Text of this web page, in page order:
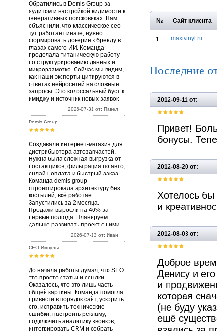
Обратились в Demis Group за
аудитом и настройкой видимости в
генеративных поисковиках. Нам
объяснили, что классическое сео
тут работает иначе, нужно
формировать доверие к бренду в
глазах самого ИИ. Команда
проделала титаническую работу
по структурированию данных и
микроразметке. Сейчас мы видим,
как наши эксперты цитируются в
ответах нейросетей на сложные
запросы. Это колоссальный буст к
имиджу и источник новых заявок
2026-07-31 от: Павел
Demis Group
Создавали интернет-магазин для
дистрибьютора автозапчастей.
Нужна была сложная выгрузка от
поставщиков, фильтрация по авто,
онлайн-оплата и быстрый заказ.
Команда demis group
спроектировала архитектуру без
костылей, всё работает.
Запустились за 2 месяца.
Продажи выросли на 40% за
первые полгода. Планируем
дальше развивать проект с ними
2026-07-13 от: Иван
СЕО-Импульс
До начала работы думал, что SEO
это просто статьи и ссылки.
Оказалось, что это лишь часть
общей картины. Команда помогла
привести в порядок сайт, ускорить
его, исправить технические
ошибки, настроить рекламу,
подключить аналитику звонков,
интегрировать CRM и собрать
№ Сайт клиента
1 maxivinyl.ru
Последние
2012-09-11 от:
Привет!
бонусы.
2012-08-20 от:
Хотелось бы
и
2012-08-03 от:
Доброе
Денису и
и
которая
(не буду
ещё